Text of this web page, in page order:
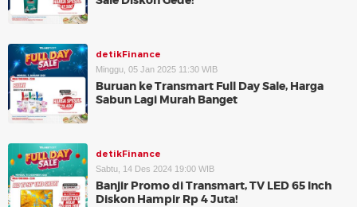
detikFinance
Minggu, 05 Jan 2025 11:30 WIB
Buruan ke Transmart Full Day Sale, Harga
Sabun Lagi Murah Banget
detikFinance
Sabtu, 14 Des 2024 19:00 WIB
Banjir Promo di Transmart, TV LED 65 Inch
Diskon Hampir Rp 4 Juta!